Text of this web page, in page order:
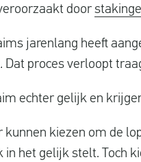
door
jarenlang heeft
Dat proces verloopt
echter gelijk en
kunnen kiezen om de
in het gelijk stelt. Toch